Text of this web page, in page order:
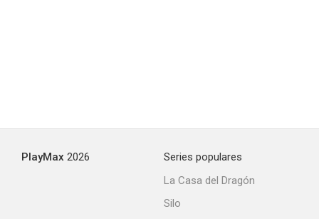
PlayMax 2026
Series populares
La Casa del Dragón
Silo